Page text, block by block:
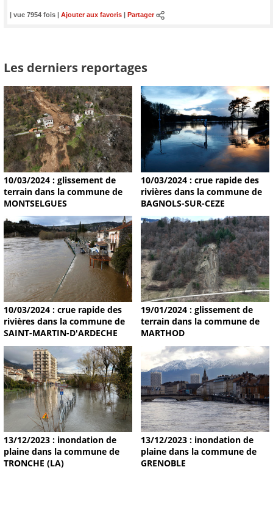
| vue 7954 fois | Ajouter aux favoris Partager
Les derniers reportages
10/03/2024 : glissement de
terrain dans la commune de
MONTSELGUES
10/03/2024 : crue rapide des
rivières dans la commune de
BAGNOLS-SUR-CEZE
10/03/2024 : crue rapide des
rivières dans la commune de
SAINT-MARTIN-D'ARDECHE
19/01/2024 : glissement de
terrain dans la commune de
MARTHOD
13/12/2023 : inondation de
plaine dans la commune de
TRONCHE (LA)
13/12/2023 : inondation de
plaine dans la commune de
GRENOBLE